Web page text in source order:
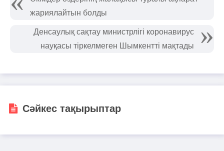
жариялайтын болды
Денсаулық сақтау министрлігі коронавирус
науқасы тіркелмеген Шымкентті мақтады
Сәйкес тақырыптар